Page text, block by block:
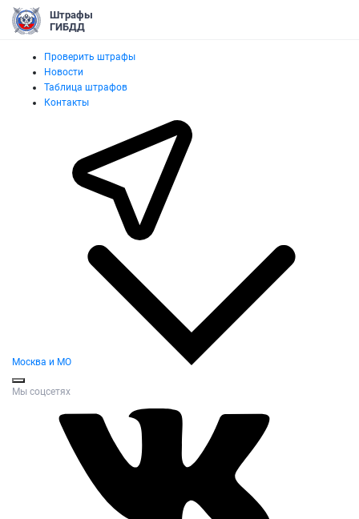
Штрафы
ГИБДД
Проверить штрафы
Новости
Таблица штрафов
Контакты
Москва и МО
Мы соцсетях